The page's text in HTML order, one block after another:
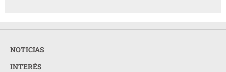
NOTICIAS
INTERÉS